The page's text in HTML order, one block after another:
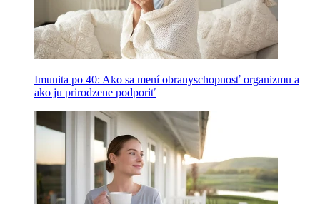
Imunita po 40: Ako sa mení obranyschopnosť organizmu a
ako ju prirodzene podporiť